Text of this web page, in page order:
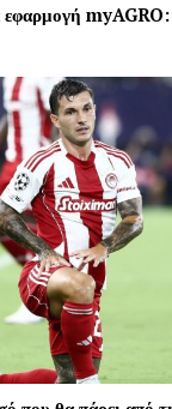
myAGRO: